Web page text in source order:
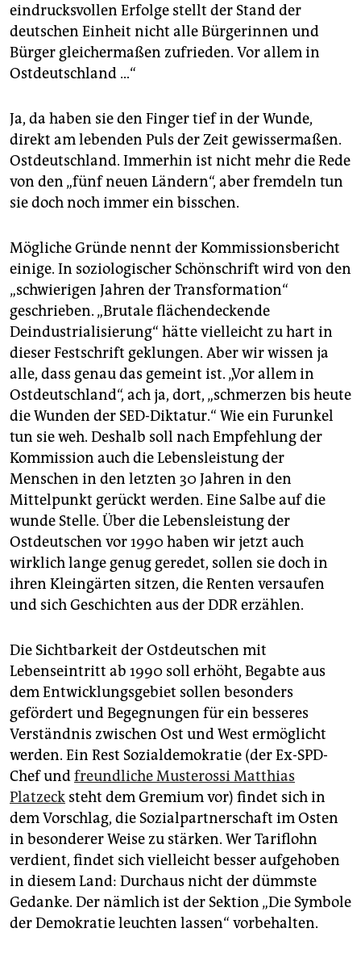
eindrucksvollen Erfolge stellt der Stand der
deutschen Einheit nicht alle Bürgerinnen und
Bürger gleichermaßen zufrieden. Vor allem in
Ostdeutschland …“
Ja, da haben sie den Finger tief in der Wunde,
direkt am lebenden Puls der Zeit gewissermaßen.
Ostdeutschland. Immerhin ist nicht mehr die Rede
von den „fünf neuen Ländern“, aber fremdeln tun
sie doch noch immer ein bisschen.
Mögliche Gründe nennt der Kommissionsbericht
einige. In soziologischer Schönschrift wird von den
„schwierigen Jahren der Transformation“
geschrieben. „Brutale flächendeckende
Deindustrialisierung“ hätte vielleicht zu hart in
dieser Festschrift geklungen. Aber wir wissen ja
alle, dass genau das gemeint ist. „Vor allem in
Ostdeutschland“, ach ja, dort, „schmerzen bis heute
die Wunden der SED-Diktatur.“ Wie ein Furunkel
tun sie weh. Deshalb soll nach Empfehlung der
Kommission auch die Lebensleistung der
Menschen in den letzten 30 Jahren in den
Mittelpunkt gerückt werden. Eine Salbe auf die
wunde Stelle. Über die Lebensleistung der
Ostdeutschen vor 1990 haben wir jetzt auch
wirklich lange genug geredet, sollen sie doch in
ihren Kleingärten sitzen, die Renten versaufen
und sich Geschichten aus der DDR erzählen.
Die Sichtbarkeit der Ostdeutschen mit
Lebenseintritt ab 1990 soll erhöht, Begabte aus
dem Entwicklungsgebiet sollen besonders
gefördert und Begegnungen für ein besseres
Verständnis zwischen Ost und West ermöglicht
werden. Ein Rest Sozialdemokratie (der Ex-SPD-
Chef undfreundliche Musterossi Matthias
Platzeck steht dem Gremium vor) findet sich in
dem Vorschlag, die Sozialpartnerschaft im Osten
in besonderer Weise zu stärken. Wer Tariflohn
verdient, findet sich vielleicht besser aufgehoben
in diesem Land: Durchaus nicht der dümmste
Gedanke. Der nämlich ist der Sektion „Die Symbole
der Demokratie leuchten lassen“ vorbehalten.